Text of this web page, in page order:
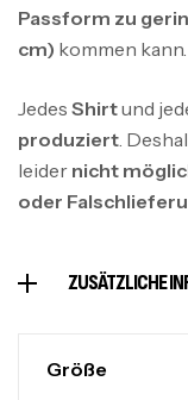
Passform zu
cm) kommen kann.
Jedes Shirtund
produziert .
leider nicht
oder
ZUSÄTZLICHE
Größe